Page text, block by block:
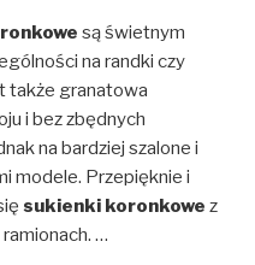
są świetnym
na randki czy
także granatowa
i bez zbędnych
na bardziej szalone i
modele. Przepięknie i
sukienki koronkowe z
…